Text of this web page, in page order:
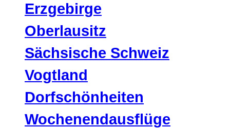
Erzgebirge
Oberlausitz
Sächsische Schweiz
Vogtland
Dorfschönheiten
Wochenendausflüge